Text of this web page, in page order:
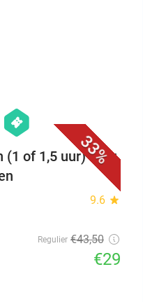
33%
hexagon
events
(1 of 1,5 uur) voor
9.6 star
Regulier €43,50
€29